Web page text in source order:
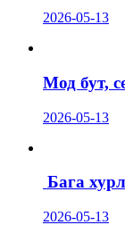
2026-05-13
Мод бут,
2026-05-13
Бага
2026-05-13